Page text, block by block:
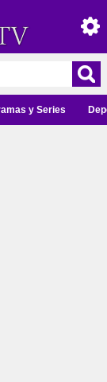
y Series